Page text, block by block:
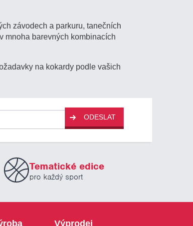
závodech a parkuru, tanečních
mnoha barevných kombinacích
na kokardy podle vašich
ODESLAT
Tematické edice
pro každý sport
Výprodej